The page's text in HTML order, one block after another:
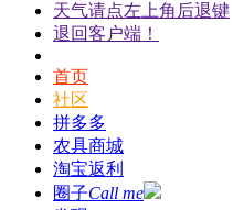
天气请点左上角后退键
退回客户端！
首页
社区
拼多多
农具商城
淘宝返利
圈子Call me